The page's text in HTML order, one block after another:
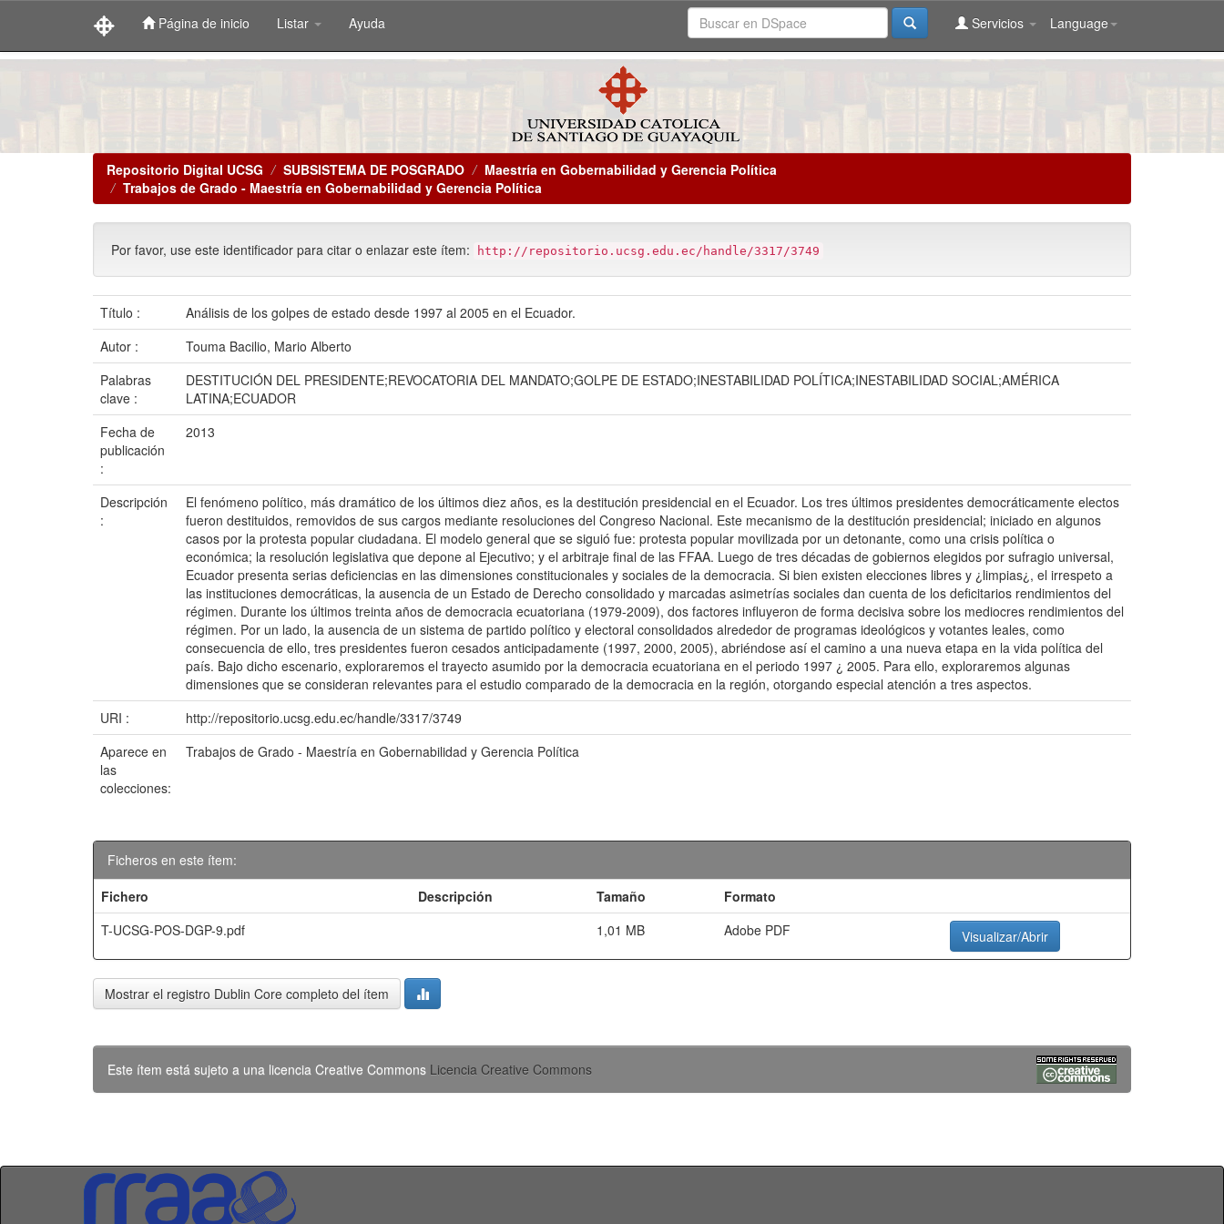
Página de inicio Listar Ayuda Language
Servicios
Repositorio Digital UCSG SUBSISTEMA DE POSGRADO
Maestría en Gobernabilidad y Gerencia Política
Trabajos de Grado - Maestría en Gobernabilidad y Gerencia Política
Por favor, use este identificador para citar o enlazar este ítem: http://repositorio.ucsg.edu.ec/handle/3317/3749
Título :
Análisis de los golpes de estado desde 1997 al 2005 en el Ecuador.
Autor :
Touma Bacilio, Mario Alberto
Palabras
clave :
DESTITUCIÓN DEL PRESIDENTE;REVOCATORIA DEL MANDATO;GOLPE DE ESTADO;INESTABILIDAD POLÍTICA;INESTABILIDAD SOCIAL;AMÉRICA
LATINA;ECUADOR
Fecha de
publicación
:
2013
Descripción
:
El fenómeno político, más dramático de los últimos diez años, es la destitución presidencial en el Ecuador. Los tres últimos presidentes democráticamente electos
fueron destituidos, removidos de sus cargos mediante resoluciones del Congreso Nacional. Este mecanismo de la destitución presidencial; iniciado en algunos
casos por la protesta popular ciudadana. El modelo general que se siguió fue: protesta popular movilizada por un detonante, como una crisis política o
económica; la resolución legislativa que depone al Ejecutivo; y el arbitraje final de las FFAA. Luego de tres décadas de gobiernos elegidos por sufragio universal,
Ecuador presenta serias deficiencias en las dimensiones constitucionales y sociales de la democracia. Si bien existen elecciones libres y ¿limpias¿, el irrespeto a
las instituciones democráticas, la ausencia de un Estado de Derecho consolidado y marcadas asimetrías sociales dan cuenta de los deficitarios rendimientos del
régimen. Durante los últimos treinta años de democracia ecuatoriana (1979-2009), dos factores influyeron de forma decisiva sobre los mediocres rendimientos del
régimen. Por un lado, la ausencia de un sistema de partido político y electoral consolidados alrededor de programas ideológicos y votantes leales, como
consecuencia de ello, tres presidentes fueron cesados anticipadamente (1997, 2000, 2005), abriéndose así el camino a una nueva etapa en la vida política del
país. Bajo dicho escenario, exploraremos el trayecto asumido por la democracia ecuatoriana en el periodo 1997 ¿ 2005. Para ello, exploraremos algunas
dimensiones que se consideran relevantes para el estudio comparado de la democracia en la región, otorgando especial atención a tres aspectos.
URI :
http://repositorio.ucsg.edu.ec/handle/3317/3749
Aparece en
las
colecciones:
Trabajos de Grado - Maestría en Gobernabilidad y Gerencia Política
Ficheros en este ítem:
Fichero
Descripción Tamaño
Formato
T-UCSG-POS-DGP-9.pdf
1,01 MB Adobe PDF Visualizar/Abrir
Mostrar el registro Dublin Core completo del ítem
Este ítem está sujeto a una licencia Creative Commons Licencia Creative Commons